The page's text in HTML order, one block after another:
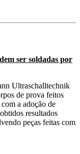
ser soldadas por
Ultraschalltechnik
de prova feitos
a adoção de
resultados
peças feitas com